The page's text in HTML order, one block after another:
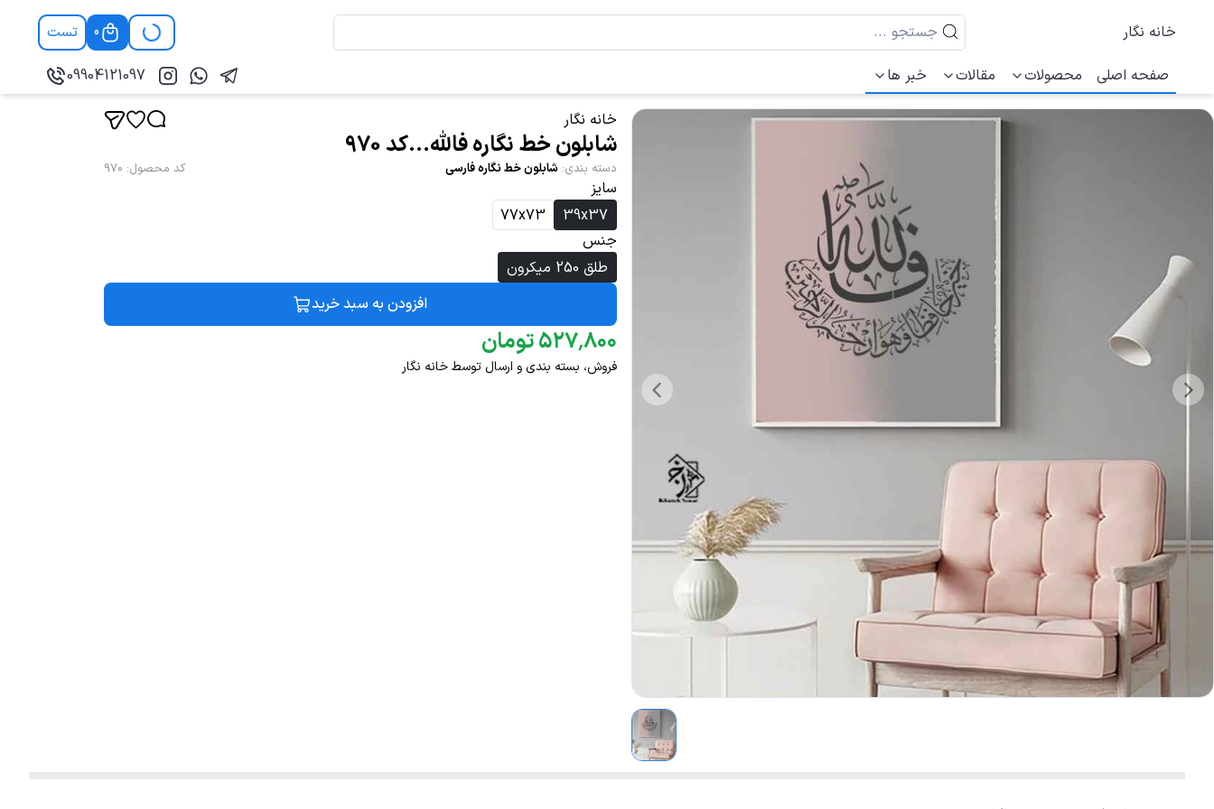
خانه نگار 0
تست
صفحه اصلی
محصولات مقالات خبر ها 09904121097
خانه نگار
شابلون خط نگاره فالله...کد 970
دسته بندی: شابلون خط نگاره فارسی کد محصول:
970
سایز
39x37
77x73
جنس
طلق 250 میکرون
افزودن به سبد خرید
۵۲۷٬۸۰۰ تومان
فروش، بسته بندی و ارسال توسط خانه نگار